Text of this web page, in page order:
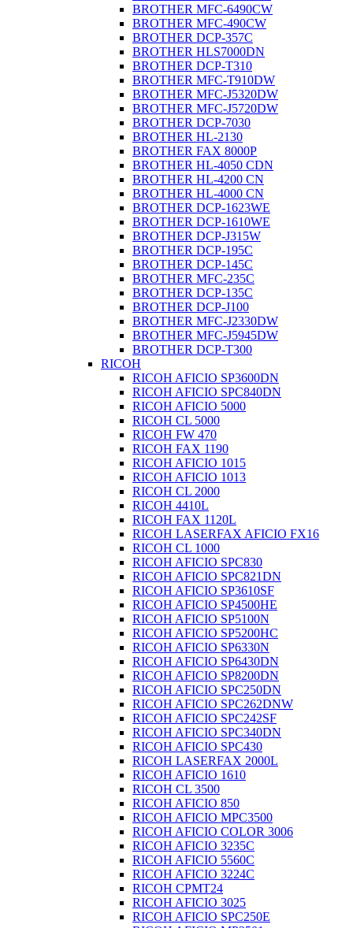
BROTHER MFC-6490CW
BROTHER MFC-490CW
BROTHER DCP-357C
BROTHER HLS7000DN
BROTHER DCP-T310
BROTHER MFC-T910DW
BROTHER MFC-J5320DW
BROTHER MFC-J5720DW
BROTHER DCP-7030
BROTHER HL-2130
BROTHER FAX 8000P
BROTHER HL-4050 CDN
BROTHER HL-4200 CN
BROTHER HL-4000 CN
BROTHER DCP-1623WE
BROTHER DCP-1610WE
BROTHER DCP-J315W
BROTHER DCP-195C
BROTHER DCP-145C
BROTHER MFC-235C
BROTHER DCP-135C
BROTHER DCP-J100
BROTHER MFC-J2330DW
BROTHER MFC-J5945DW
BROTHER DCP-T300
RICOH
RICOH AFICIO SP3600DN
RICOH AFICIO SPC840DN
RICOH AFICIO 5000
RICOH CL 5000
RICOH FW 470
RICOH FAX 1190
RICOH AFICIO 1015
RICOH AFICIO 1013
RICOH CL 2000
RICOH 4410L
RICOH FAX 1120L
RICOH LASERFAX AFICIO FX16
RICOH CL 1000
RICOH AFICIO SPC830
RICOH AFICIO SPC821DN
RICOH AFICIO SP3610SF
RICOH AFICIO SP4500HE
RICOH AFICIO SP5100N
RICOH AFICIO SP5200HC
RICOH AFICIO SP6330N
RICOH AFICIO SP6430DN
RICOH AFICIO SP8200DN
RICOH AFICIO SPC250DN
RICOH AFICIO SPC262DNW
RICOH AFICIO SPC242SF
RICOH AFICIO SPC340DN
RICOH AFICIO SPC430
RICOH LASERFAX 2000L
RICOH AFICIO 1610
RICOH CL 3500
RICOH AFICIO 850
RICOH AFICIO MPC3500
RICOH AFICIO COLOR 3006
RICOH AFICIO 3235C
RICOH AFICIO 5560C
RICOH AFICIO 3224C
RICOH CPMT24
RICOH AFICIO 3025
RICOH AFICIO SPC250E